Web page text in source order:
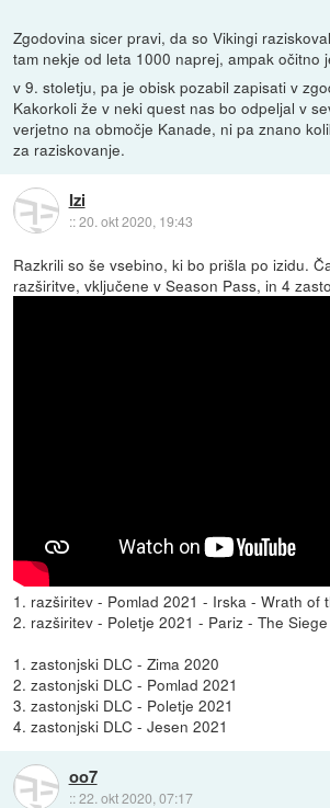
Zgodovina sicer pravi, da so Vikingi
tam nekje od leta 1000 naprej, ampak očitno
v 9. stoletju, pa je obisk pozabil zapisati v
Kakorkoli že v neki quest nas bo odpeljal v
verjetno na območje Kanade, ni pa znano
za raziskovanje.
Izi
::20. okt 2020, 19:43
Razkrili so še vsebino, ki bo prišla po izidu.
razširitve, vključene v Season Pass, in 4
1. razširitev - Pomlad 2021 - Irska - Wrath of
2. razširitev - Poletje 2021 - Pariz - The
1. zastonjski DLC - Zima 2020
2. zastonjski DLC - Pomlad 2021
3. zastonjski DLC - Poletje 2021
4. zastonjski DLC - Jesen 2021
oo7
::22. okt 2020, 07:17